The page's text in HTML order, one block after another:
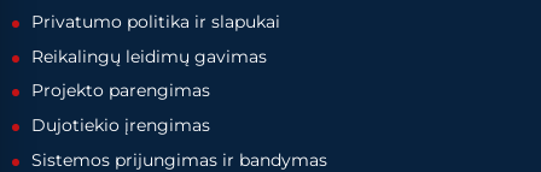
Privatumo politika ir slapukai
Reikalingų leidimų gavimas
Projekto parengimas
Dujotiekio įrengimas
Sistemos prijungimas ir bandymas